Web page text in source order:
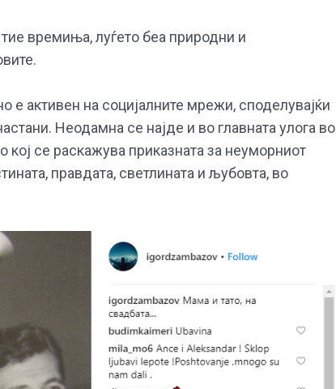
тие времиња, луѓето беа природни и
е активен на социјалните мрежи, споделувајќи
Неодамна се најде и во главната улога во
се раскажува приказната за неуморниот
правдата, светлината и љубовта, во